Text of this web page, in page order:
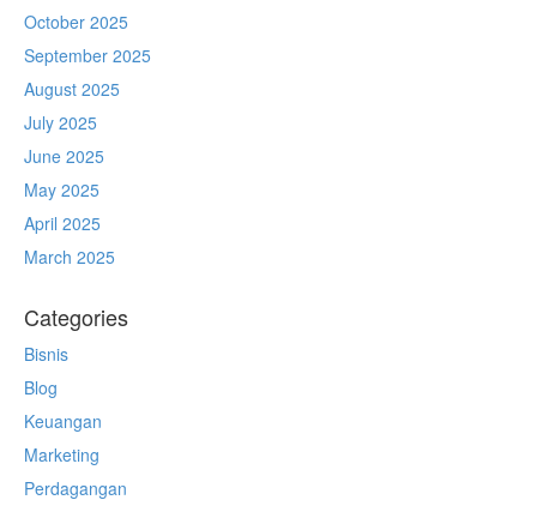
October 2025
September 2025
August 2025
July 2025
June 2025
May 2025
April 2025
March 2025
Categories
Bisnis
Blog
Keuangan
Marketing
Perdagangan